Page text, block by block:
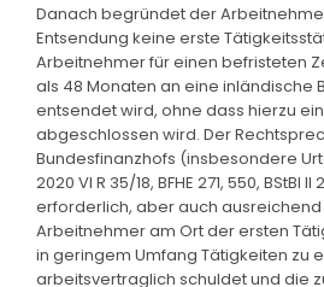
Danach begründet der
Entsendung keine erste
Arbeitnehmer für einen befristeten
als 48 Monaten an eine inländische
entsendet wird, ohne dass hierzu
abgeschlossen wird. Der
Bundesfinanzhofs (insbesondere
2020 VI R 35/18, BFHE 271, 550, BStBl
erforderlich, aber auch ausreichend
Arbeitnehmer am Ort der ersten
in geringem Umfang Tätigkeiten zu
arbeitsvertraglich schuldet und die